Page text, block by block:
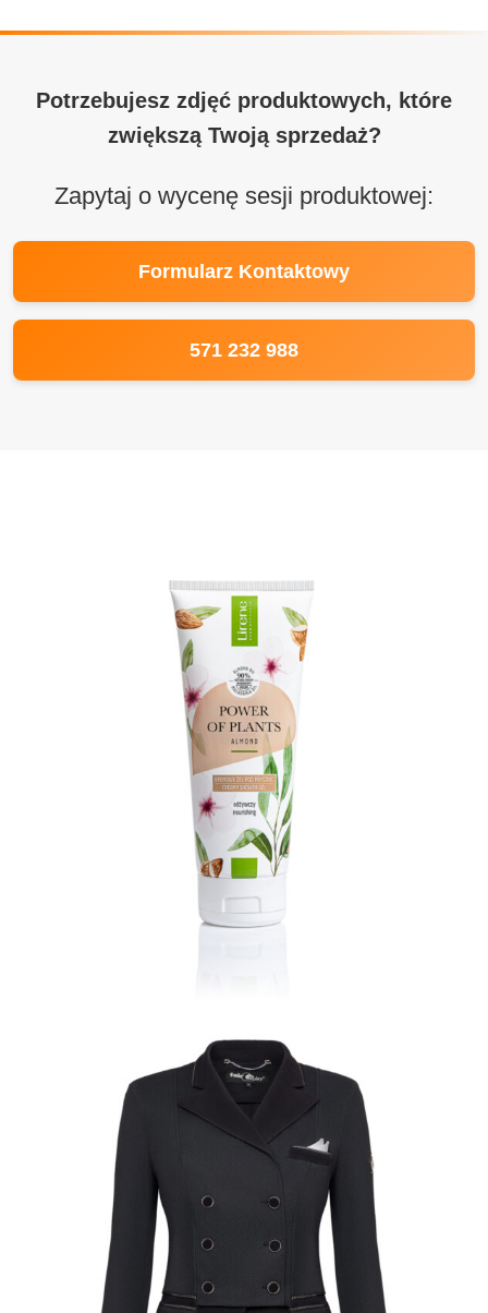
Potrzebujesz zdjęć produktowych, które
zwiększą Twoją sprzedaż?
Zapytaj o wycenę sesji produktowej:
Formularz Kontaktowy
571 232 988